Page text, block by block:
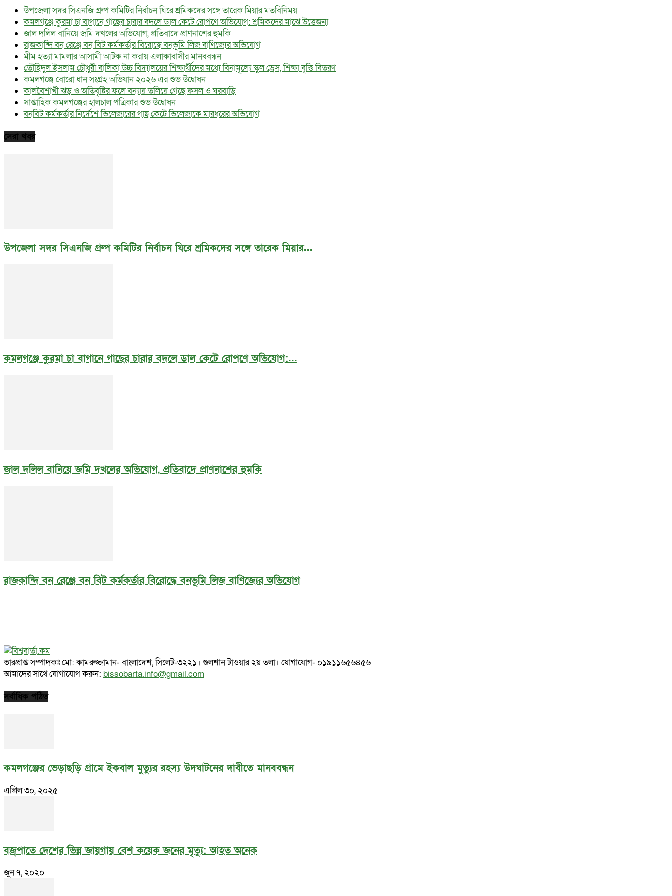
উপজেলা সদর সিএনজি গ্রুপ কমিটির নির্বাচন ঘিরে শ্রমিকদের সঙ্গে তারেক মিয়ার মতবিনিময়
কমলগঞ্জে কুরমা চা বাগানে গাছের চারার বদলে ডাল কেটে রোপণে অভিযোগ: শ্রমিকদের মাঝে উত্তেজনা
জাল দলিল বানিয়ে জমি দখলের অভিযোগ, প্রতিবাদে প্রাণনাশের হুমকি
রাজকান্দি বন রেঞ্জে বন বিট কর্মকর্তার বিরোদ্ধে বনভূমি লিজ বাণিজ্যের অভিযোগ
মীম হত্যা মামলার আসামী আটক না করায় এলাকাবাসীর মানববন্ধন
তৌহিদুল ইসলাম চৌধুরী বালিকা উচ্চ বিদ্যালয়ের শিক্ষার্থীদের মধ্যে বিনামূল্যে স্কুল ড্রেস, শিক্ষা বৃত্তি বিতরণ
কমলগঞ্জে বোরো ধান সংগ্রহ অভিযান ২০২৬ এর শুভ উদ্বোধন
কালবৈশাখী ঝড় ও অতিবৃষ্টির ফলে বন্যায় তলিয়ে গেছে ফসল ও ঘরবাড়ি
সাপ্তাহিক কমলগঞ্জের হালচাল পত্রিকার শুভ উদ্বোধন
বনবিট কর্মকর্তার নির্দেশে ভিলেজারের গাছ কেটে ভিলেজাকে মারধরের অভিযোগ
সেরা খবর
উপজেলা সদর সিএনজি গ্রুপ কমিটির নির্বাচন ঘিরে শ্রমিকদের সঙ্গে তারেক মিয়ার...
কমলগঞ্জে কুরমা চা বাগানে গাছের চারার বদলে ডাল কেটে রোপণে অভিযোগ:...
জাল দলিল বানিয়ে জমি দখলের অভিযোগ, প্রতিবাদে প্রাণনাশের হুমকি
রাজকান্দি বন রেঞ্জে বন বিট কর্মকর্তার বিরোদ্ধে বনভূমি লিজ বাণিজ্যের অভিযোগ
ভারপ্রাপ্ত সম্পাদকঃ মো: কামরুজ্জামান- বাংলাদেশ, সিলেট-৩২২১। গুলশান টাওয়ার ২য় তলা। যোগাযোগ- ০১৯১১৬৫৬৪৫৬
আমাদের সাথে যোগাযোগ করুন: bissobarta.info@gmail.com
সর্বাধিক পঠিত
কমলগঞ্জের ভেড়াছড়ি গ্রামে ইকবাল মুত্যুর রহস্য উদঘাটনের দাবীতে মানববন্ধন
এপ্রিল ৩০, ২০২৫
বজ্রপাতে দেশের ভিন্ন জায়গায় বেশ কয়েক জনের মৃত্যু: আহত অনেক
জুন ৭, ২০২০